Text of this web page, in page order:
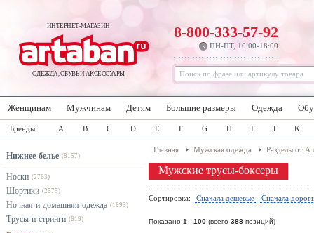
ИНТЕРНЕТ-МАГАЗИН
ОДЕЖДА, ОБУВЬ И АКСЕССУАРЫ
8-800-333-57-92
ПН-ПТ, 10:00-18:00
Женщинам Мужчинам Детям Большие размеры Одежда
Бренды: A B C D E F G H I J K
Нижнее белье (8157)
Носки (2763)
Шортики (2575)
Ночная и домашняя одежда (1693)
Трусы и стринги (619)
Главная Мужская одежда Разделы от А
Мужские трусы-боксеры
Сортировка: Сначала дешевые Сначала
Показано 1 - 100 (всего 388 позиций)